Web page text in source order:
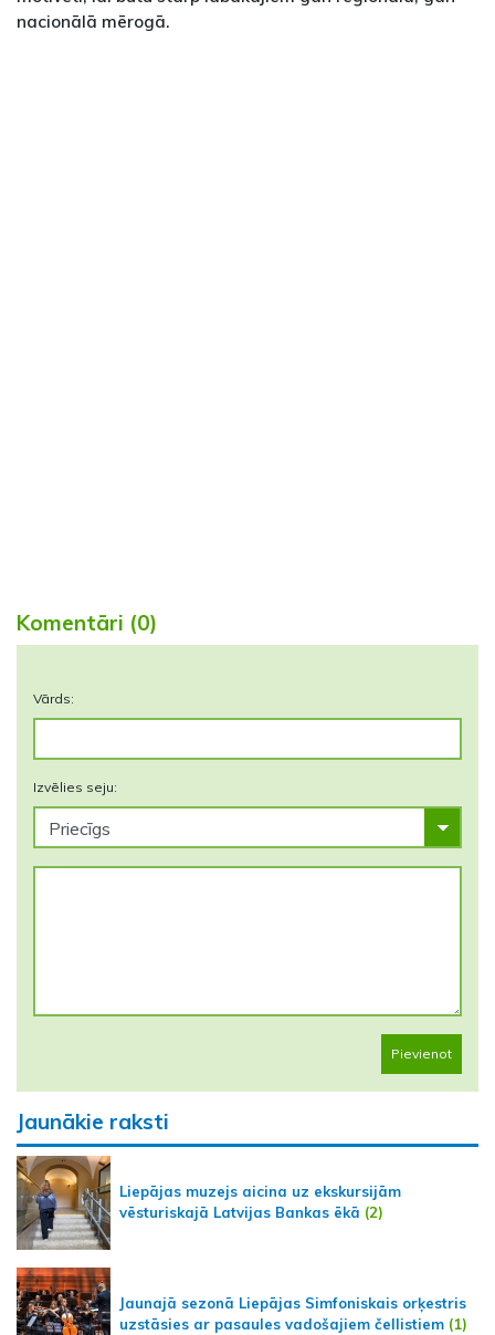
nacionālā mērogā.
Komentāri (0)
Vārds:
Izvēlies seju:
Pievienot
Jaunākie raksti
Liepājas muzejs aicina uz ekskursijām
vēsturiskajā Latvijas Bankas ēkā (2)
Jaunajā sezonā Liepājas Simfoniskais orķestris
uzstāsies ar pasaules vadošajiem čellistiem (1)